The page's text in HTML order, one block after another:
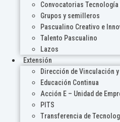
Convocatorias Tecnología
Grupos y semilleros
Pascualino Creativo e
Talento Pascualino
Lazos
Extensión
Dirección de Vinculación
Educación Continua
Acción E – Unidad de
PITS
Transferencia de